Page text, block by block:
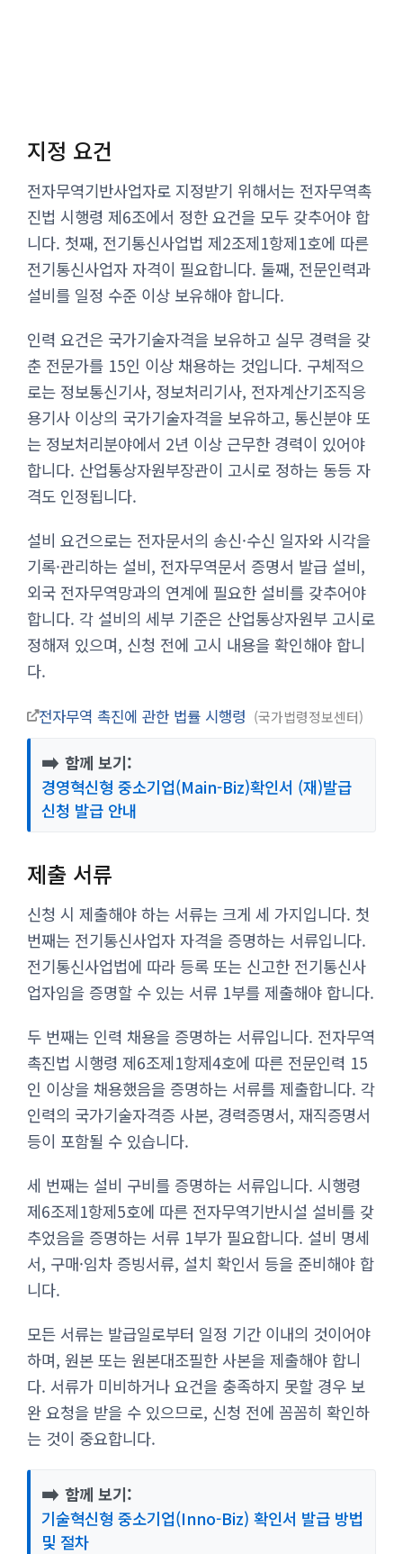
지정 요건
전자무역기반사업자로 지정받기 위해서는 전자무역촉
진법 시행령 제6조에서 정한 요건을 모두 갖추어야 합
니다. 첫째, 전기통신사업법 제2조제1항제1호에 따른
전기통신사업자 자격이 필요합니다. 둘째, 전문인력과
설비를 일정 수준 이상 보유해야 합니다.
인력 요건은 국가기술자격을 보유하고 실무 경력을 갖
춘 전문가를 15인 이상 채용하는 것입니다. 구체적으
로는 정보통신기사, 정보처리기사, 전자계산기조직응
용기사 이상의 국가기술자격을 보유하고, 통신분야 또
는 정보처리분야에서 2년 이상 근무한 경력이 있어야
합니다. 산업통상자원부장관이 고시로 정하는 동등 자
격도 인정됩니다.
설비 요건으로는 전자문서의 송신·수신 일자와 시각을
기록·관리하는 설비, 전자무역문서 증명서 발급 설비,
외국 전자무역망과의 연계에 필요한 설비를 갖추어야
합니다. 각 설비의 세부 기준은 산업통상자원부 고시로
정해져 있으며, 신청 전에 고시 내용을 확인해야 합니
다.
전자무역 촉진에 관한 법률 시행령 국가법령정보센터
➡️ 함께 보기:
경영혁신형 중소기업(Main-Biz)확인서 (재)발급
신청 발급 안내
제출 서류
신청 시 제출해야 하는 서류는 크게 세 가지입니다. 첫
번째는 전기통신사업자 자격을 증명하는 서류입니다.
전기통신사업법에 따라 등록 또는 신고한 전기통신사
업자임을 증명할 수 있는 서류 1부를 제출해야 합니다.
두 번째는 인력 채용을 증명하는 서류입니다. 전자무역
촉진법 시행령 제6조제1항제4호에 따른 전문인력 15
인 이상을 채용했음을 증명하는 서류를 제출합니다. 각
인력의 국가기술자격증 사본, 경력증명서, 재직증명서
등이 포함될 수 있습니다.
세 번째는 설비 구비를 증명하는 서류입니다. 시행령
제6조제1항제5호에 따른 전자무역기반시설 설비를 갖
추었음을 증명하는 서류 1부가 필요합니다. 설비 명세
서, 구매·임차 증빙서류, 설치 확인서 등을 준비해야 합
니다.
모든 서류는 발급일로부터 일정 기간 이내의 것이어야
하며, 원본 또는 원본대조필한 사본을 제출해야 합니
다. 서류가 미비하거나 요건을 충족하지 못할 경우 보
완 요청을 받을 수 있으므로, 신청 전에 꼼꼼히 확인하
는 것이 중요합니다.
➡️ 함께 보기:
기술혁신형 중소기업(Inno-Biz) 확인서 발급 방법
및 절차